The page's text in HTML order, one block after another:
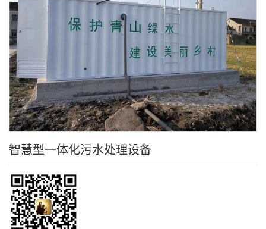
智慧型一体化污水处理设备